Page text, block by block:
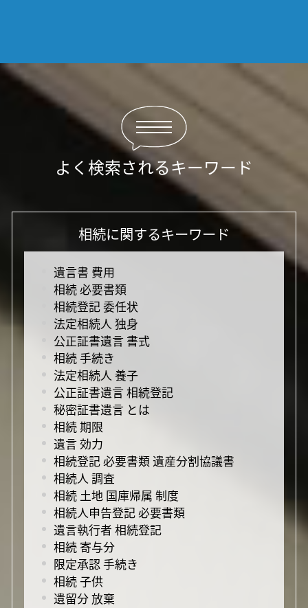
よく検索されるキーワード
相続に関するキーワード
遺言書 費用
相続 必要書類
相続登記 委任状
法定相続人 独身
公正証書遺言 書式
相続 手続き
法定相続人 養子
公正証書遺言 相続登記
秘密証書遺言 とは
相続 期限
遺言 効力
相続登記 必要書類 遺産分割協議書
相続人 調査
相続 土地 国庫帰属 制度
相続人申告登記 必要書類
遺言執行者 相続登記
相続 寄与分
限定承認 手続き
相続 子供
遺留分 放棄